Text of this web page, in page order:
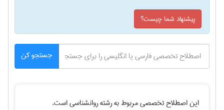
پیشنهاد شما چیست؟
جستجو کن
این اصطلاح تخصصی مربوط به رشتهروانشناسیاست.